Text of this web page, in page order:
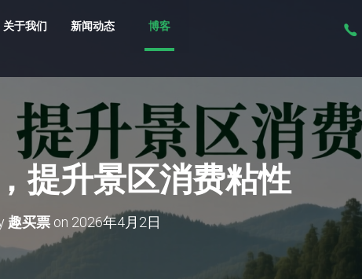
关于我们 新闻动态 博客
提升景区消费粘性
趣买票 on 2026年4月2日